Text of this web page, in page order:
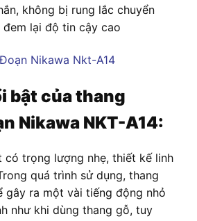
không bị rung lắc chuyển
lại độ tin cậy cao
bật của thang
Nikawa NKT-A14:
có trọng lượng nhẹ, thiết kế linh
quá trình sử dụng, thang
gây ra một vài tiếng động nhỏ
như khi dùng thang gỗ, tuy